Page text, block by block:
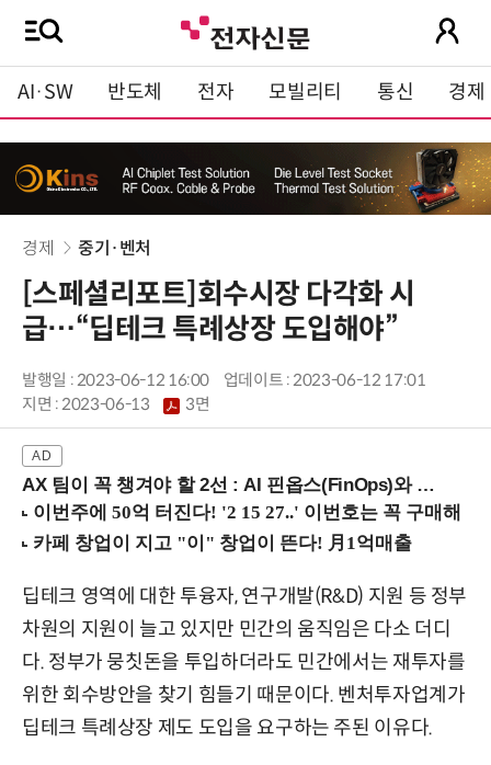
AI·SW 반도체 전자 모빌리티 통신 경제
경제 중기·벤처
[스페셜리포트]회수시장 다각화 시
급…“딥테크 특례상장 도입해야”
발행일 : 2023-06-12 16:00
업데이트 : 2023-06-12 17:01
지면 :2023-06-13 3면
AX 팀이 꼭 챙겨야 할 2선 : AI 핀옵스(FinOps)와 토큰 거버넌스 (8/21 잠실역)
딥테크 영역에 대한 투융자, 연구개발(R&D) 지원 등 정부
차원의 지원이 늘고 있지만 민간의 움직임은 다소 더디
다. 정부가 뭉칫돈을 투입하더라도 민간에서는 재투자를
위한 회수방안을 찾기 힘들기 때문이다. 벤처투자업계가
딥테크 특례상장 제도 도입을 요구하는 주된 이유다.